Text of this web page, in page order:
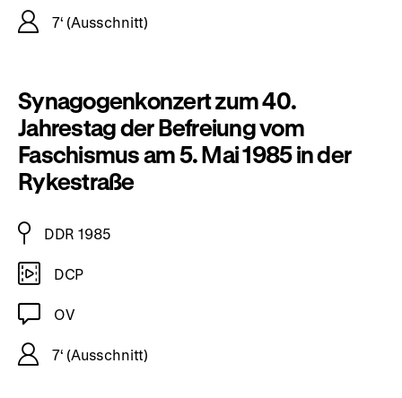
7‘ (Ausschnitt)
Synagogenkonzert zum 40.
Jahrestag der Befreiung vom
Faschismus am 5. Mai 1985 in der
Rykestraße
DDR 1985
DCP
OV
7‘ (Ausschnitt)